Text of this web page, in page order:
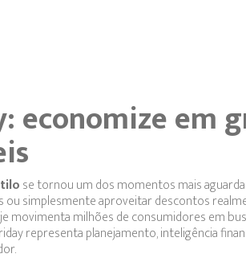
economize em
se tornou um dos momentos mais
simplesmente aproveitar descontos
movimenta milhões de consumidores em
representa planejamento, inteligência